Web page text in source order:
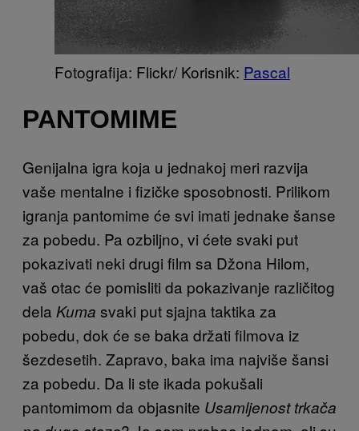
Fotografija: Flickr/ Korisnik: Pascal
PANTOMIME
Genijalna igra koja u jednakoj meri razvija
vaše mentalne i fizičke sposobnosti. Prilikom
igranja pantomime će svi imati jednake šanse
za pobedu. Pa ozbiljno, vi ćete svaki put
pokazivati neki drugi film sa Džona Hilom,
vaš otac će pomisliti da pokazivanje različitog
dela Kuma svaki put sjajna taktika za
pobedu, dok će se baka držati filmova iz
šezdesetih. Zapravo, baka ima najviše šansi
za pobedu. Da li ste ikada pokušali
pantomimom da objasnite Usamljenost trkača